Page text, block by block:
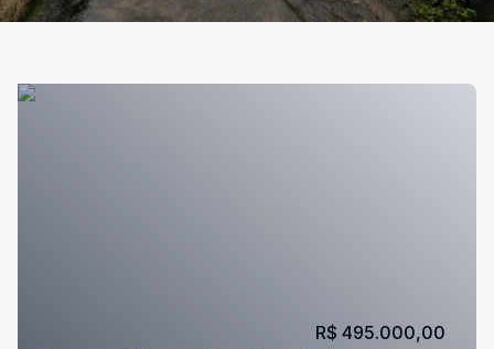
R$ 495.000,00